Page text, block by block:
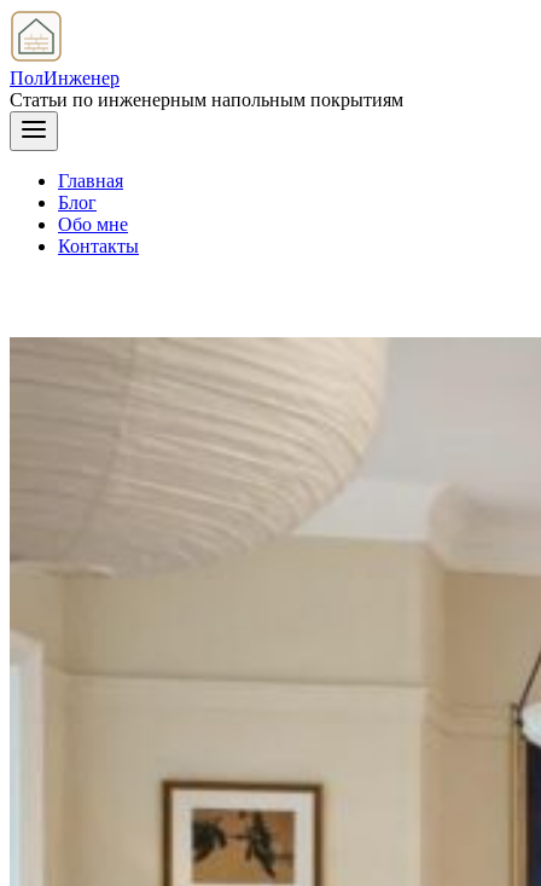
ПолИнженер
Статьи по инженерным напольным покрытиям
Главная
Блог
Обо мне
Контакты